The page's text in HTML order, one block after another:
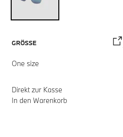
GRÖSSE
One size
Direkt zur Kasse
In den Warenkorb